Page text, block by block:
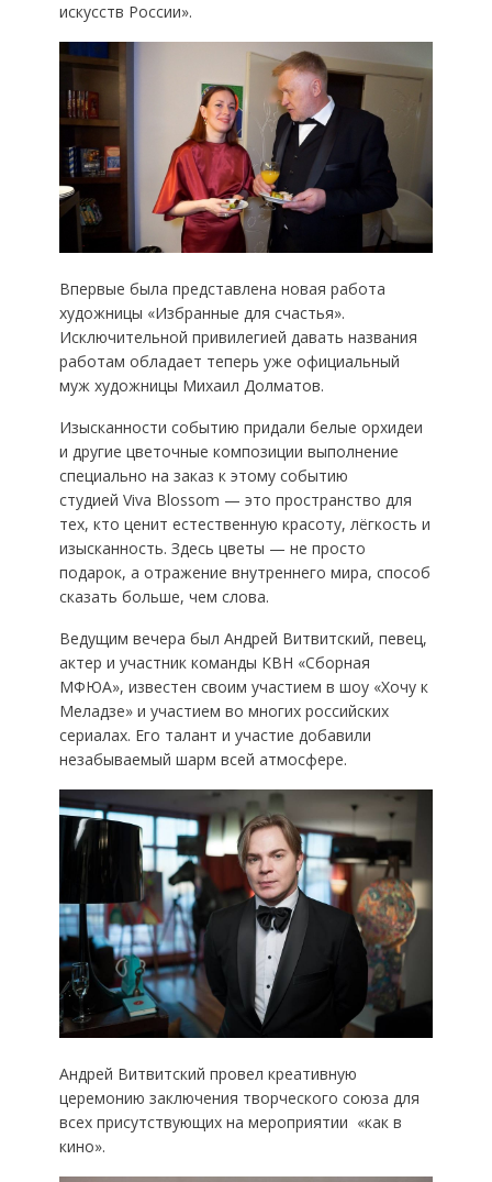
искусств России».
Впервые была представлена новая работа
художницы «Избранные для счастья».
Исключительной привилегией давать названия
работам обладает теперь уже официальный
муж художницы Михаил Долматов.
Изысканности событию придали белые орхидеи
и другие цветочные композиции выполнение
специально на заказ к этому событию
студией Viva Blossom — это пространство для
тех, кто ценит естественную красоту, лёгкость и
изысканность. Здесь цветы — не просто
подарок, а отражение внутреннего мира, способ
сказать больше, чем слова.
Ведущим вечера был Андрей Витвитский, певец,
актер и участник команды КВН «Сборная
МФЮА», известен своим участием в шоу «Хочу к
Меладзе» и участием во многих российских
сериалах. Его талант и участие добавили
незабываемый шарм всей атмосфере.
Андрей Витвитский провел креативную
церемонию заключения творческого союза для
всех присутствующих на мероприятии «как в
кино».